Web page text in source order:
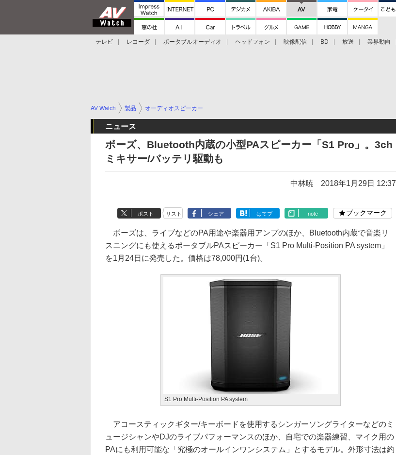
テレビ レコーダ ポータブルオーディオ ヘッドフォン 映像配信 BD 放送 業界動向
AV Watch 製品 オーディオスピーカー
ニュース
ボーズ、Bluetooth内蔵の小型PAスピーカー「S1 Pro」。3ch
ミキサー/バッテリ駆動も
中林暁 2018年1月29日 12:37
ポスト リスト シェア はてブ note ブックマーク
ボーズは、ライブなどのPA用途や楽器用アンプのほか、Bluetooth内蔵で音楽リ
スニングにも使えるポータブルPAスピーカー「S1 Pro Multi-Position PA system」
を1月24日に発売した。価格は78,000円(1台)。
S1 Pro Multi-Position PA system
アコースティックギター/キーボードを使用するシンガーソングライターなどのミ
ュージシャンやDJのライブパフォーマンスのほか、自宅での楽器練習、マイク用の
PAにも利用可能な「究極のオールインワンシステム」とするモデル。外形寸法は約